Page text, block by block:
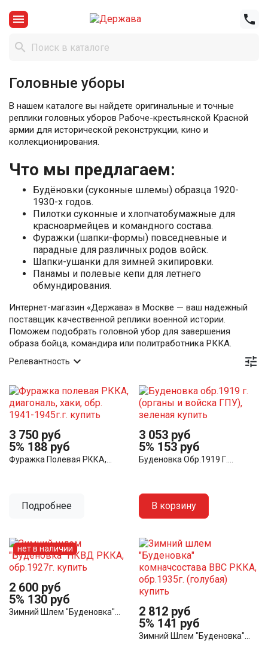



Головные уборы
В нашем каталоге вы найдете оригинальные и точные
реплики головных уборов Рабоче-крестьянской Красной
армии для исторической реконструкции, кино и
коллекционирования.
Что мы предлагаем:
Будёновки (суконные шлемы) образца 1920-
1930-х годов.
Пилотки суконные и хлопчатобумажные для
красноармейцев и командного состава.
Фуражки (шапки-формы) повседневные и
парадные для различных родов войск.
Шапки-ушанки для зимней экипировки.
Панамы и полевые кепи для летнего
обмундирования.
Интернет-магазин «Держава» в Москве — ваш надежный
поставщик качественной реплики военной истории.
Поможем подобрать головной убор для завершения
образа бойца, командира или политработника РККА.

Релевантность 
3 750 руб
5% 188 руб
Фуражка Полевая РККА,...
Подробнее
3 053 руб
5% 153 руб
Буденовка Обр.1919 Г....
В корзину
2 600 руб
5% 130 руб
Зимний Шлем "Буденовка"...
нет в наличии
2 812 руб
5% 141 руб
Зимний Шлем "Буденовка"...